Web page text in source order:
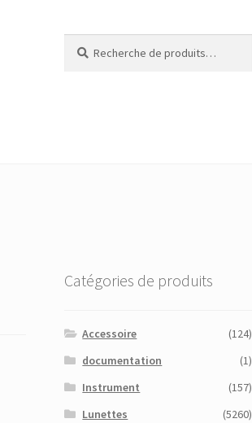
pour :
Catégories de produits
Accessoire
(124)
documentation
(1)
Instrument
(157)
Lunettes
(5260)